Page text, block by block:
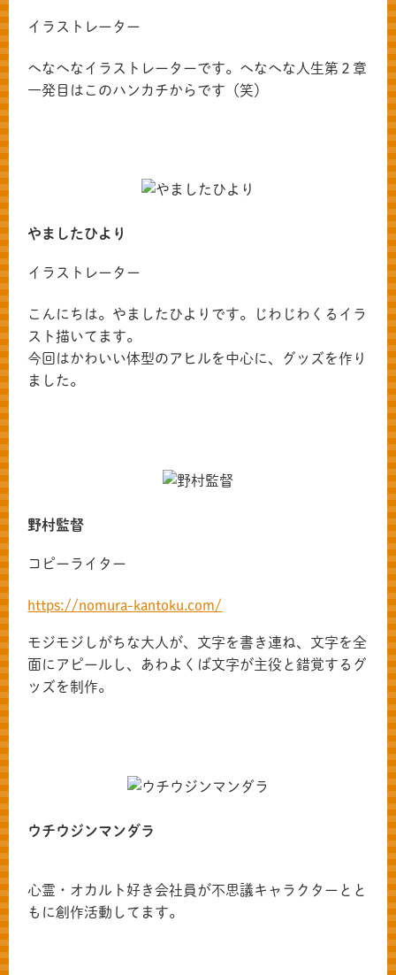
イラストレーター
へなへなイラストレーターです。へなへな人生第２章
一発目はこのハンカチからです（笑）
やましたひより
イラストレーター
こんにちは。やましたひよりです。じわじわくるイラ
スト描いてます。
今回はかわいい体型のアヒルを中心に、グッズを作り
ました。
野村監督
コピーライター
https://nomura-kantoku.com/
モジモジしがちな大人が、文字を書き連ね、文字を全
面にアピールし、あわよくば文字が主役と錯覚するグ
ッズを制作。
ウチウジンマンダラ
心霊・オカルト好き会社員が不思議キャラクターとと
もに創作活動してます。